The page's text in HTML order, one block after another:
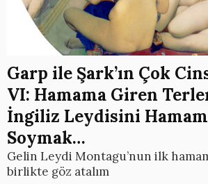
Garp ile Şark’ın Çok
VI: Hamama Giren
İngiliz Leydisini
Soymak…
Gelin Leydi Montagu’nun ilk
birlikte göz atalım